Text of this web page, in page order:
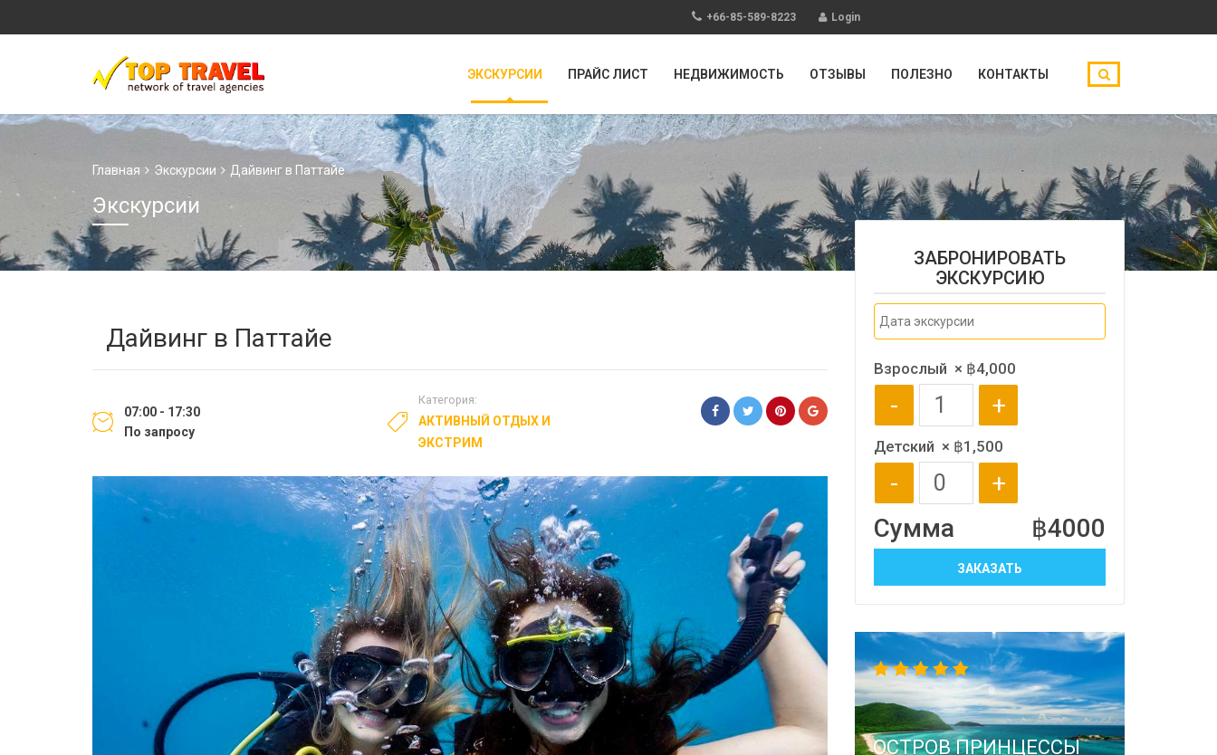
+66-85-589-8223 Login
ЭКСКУРСИИ ПРАЙС ЛИСТ НЕДВИЖИМОСТЬ ОТЗЫВЫ ПОЛЕЗНО КОНТАКТЫ
Главная Экскурсии Дайвинг в Паттайе
Экскурсии
Дайвинг в Паттайе
07:00 - 17:30
По запросу
Категория:
АКТИВНЫЙ ОТДЫХ И
ЭКСТРИМ
ЗАБРОНИРОВАТЬ
ЭКСКУРСИЮ
Взрослый × ฿4,000
- +
Детский × ฿1,500
-
+
Сумма
฿4000
ЗАКАЗАТЬ
5.00
out
of 5
ОСТРОВ ПРИНЦЕССЫ